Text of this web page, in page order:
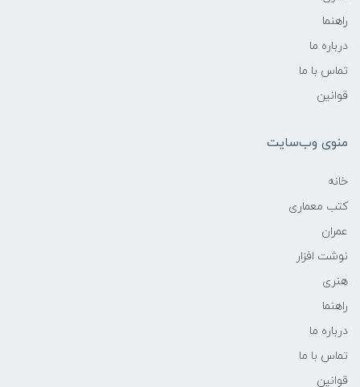
راهنما
درباره ما
تماس با ما
قوانین
منوی وب‌سایت
خانه
کتب معماری
عمران
نوشت افزار
هنری
راهنما
درباره ما
تماس با ما
قوانین